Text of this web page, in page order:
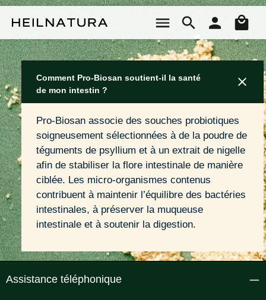
Comment Pro-Biosan soutient-il la santé
de mon intestin ?
Pro-Biosan associe des souches probiotiques
soigneusement sélectionnées à de la poudre de
téguments de psyllium et à un extrait de nigelle
afin de stabiliser la flore intestinale de manière
ciblée. Les micro-organismes contenus
contribuent à maintenir l’équilibre des bactéries
intestinales, à préserver la muqueuse
intestinale et à soutenir la digestion.
Assistance téléphonique